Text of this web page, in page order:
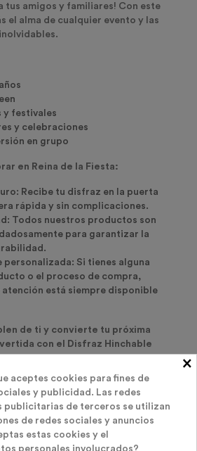
tus amigos y familiares! Con este
el alma de cualquier evento y las
y festivales
y celebraciones
en grupo
en Reina de la Fiesta:
: Recibe tu disfraz en la puerta
rápida y sin complicaciones.
: Todos nuestros productos son
para garantizar la
personalizada: Si tienes alguna
o el proceso de compra,
está siempre disponible
de ti y convierte tu próxima
con el Disfraz Hinchable
realidad la fiesta más mágica
×
aceptes cookies para fines de
y publicidad. Las redes
publicitarias de terceros se utilizan
de redes sociales y anuncios
estas cookies y el
personales involucrados?